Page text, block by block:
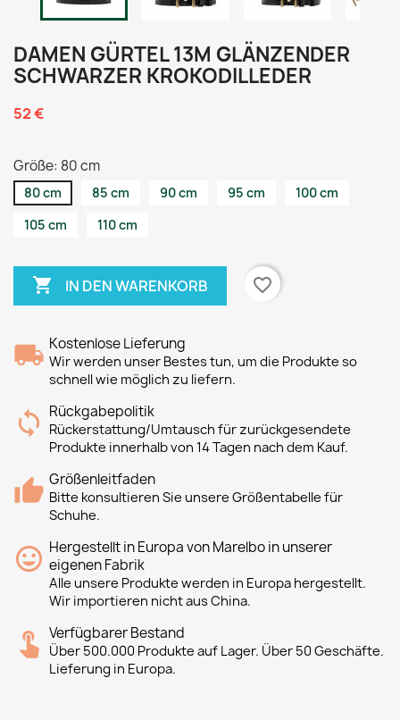
DAMEN GÜRTEL 13M GLÄNZENDER
SCHWARZER KROKODILLEDER
52 €
Größe: 80 cm
80 cm 85 cm 90 cm 95 cm
100 cm
105 cm
110 cm
 IN DEN WARENKORB favorite_border
Kostenlose Lieferung
Wir werden unser Bestes tun, um die Produkte so
schnell wie möglich zu liefern.
Rückgabepolitik
Rückerstattung/Umtausch für zurückgesendete
Produkte innerhalb von 14 Tagen nach dem Kauf.
Größenleitfaden
Bitte konsultieren Sie unsere Größentabelle für
Schuhe.
Hergestellt in Europa von Marelbo in unserer
eigenen Fabrik
Alle unsere Produkte werden in Europa hergestellt.
Wir importieren nicht aus China.
Verfügbarer Bestand
Über 500.000 Produkte auf Lager. Über 50 Geschäfte.
Lieferung in Europa.